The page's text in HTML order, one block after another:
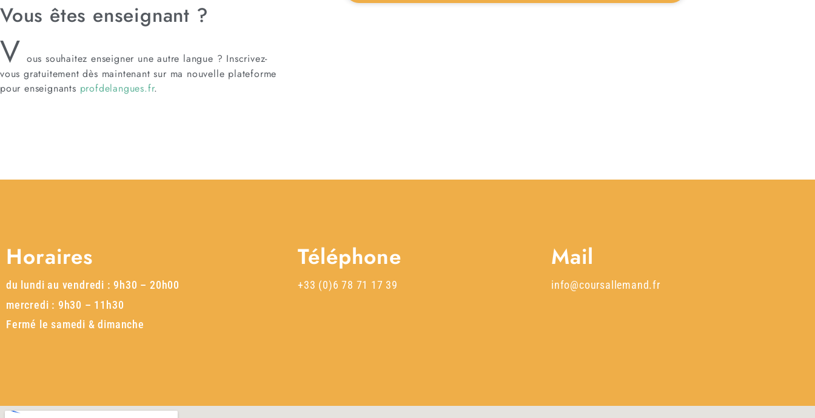
Vous êtes enseignant ?
V ous souhaitez enseigner une autre langue ? Inscrivez-
vous gratuitement dès maintenant sur ma nouvelle plateforme
pour enseignants profdelangues.fr.
Horaires
du lundi au vendredi : 9h30 – 20h00
mercredi : 9h30 – 11h30
Fermé le samedi & dimanche
Téléphone
+33 (0)6 78 71 17 39
Mail
info@coursallemand.fr